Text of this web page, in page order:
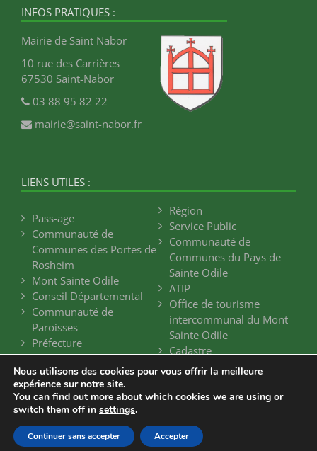
INFOS PRATIQUES :
Mairie de Saint Nabor
10 rue des Carrières
67530 Saint-Nabor
03 88 95 82 22
mairie@saint-nabor.fr
LIENS UTILES :
Pass-age
Communauté de
Communes des Portes de
Rosheim
Mont Sainte Odile
Conseil Départemental
Communauté de
Paroisses
Préfecture
Région
Service Public
Communauté de
Communes du Pays de
Sainte Odile
ATIP
Office de tourisme
intercommunal du Mont
Sainte Odile
Cadastre
Mentions légales -Plan du Site- Réalisé par
Nous utilisons des cookies pour vous offrir la meilleure
expérience sur notre site.
You can find out more about which cookies we are using or
switch them off in settings.
Accepter
Continuer sans accepter